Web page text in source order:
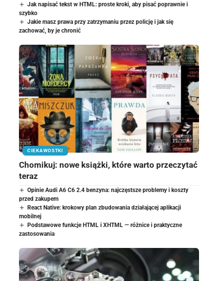
Jak napisać tekst w HTML: proste kroki, aby pisać poprawnie i
szybko
Jakie masz prawa przy zatrzymaniu przez policję i jak się
zachować, by je chronić
CIEKAWOSTKI
Chomikuj: nowe książki, które warto przeczytać
teraz
Opinie Audi A6 C6 2.4 benzyna: najczęstsze problemy i koszty
przed zakupem
React Native: krokowy plan zbudowania działającej aplikacji
mobilnej
Podstawowe funkcje HTML i XHTML — różnice i praktyczne
zastosowania